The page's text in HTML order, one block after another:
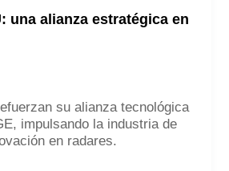
una alianza estratégica en
su alianza tecnológica
impulsando la industria de
en radares.